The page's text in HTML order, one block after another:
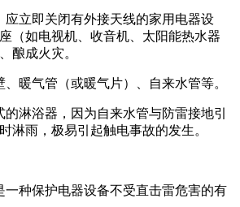
应立即关闭有外接天线的家用电器设
（如电视机、收音机、太阳能热水器
酿成火灾。
暖气管（或暖气片）、自来水管等。
淋浴器，因为自来水管与防雷接地引
淋雨，极易引起触电事故的发生。
一种保护电器设备不受直击雷危害的有